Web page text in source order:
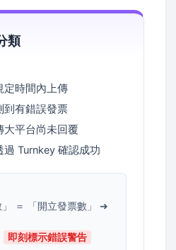
類
定時間內上傳
到有錯誤發票
大平台尚未回覆
過 Turnkey 確認成功
＝ 「開立發票數」 ➜
即刻標示錯誤警告